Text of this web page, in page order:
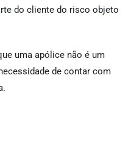
do cliente do risco objeto
uma apólice não é um
de contar com